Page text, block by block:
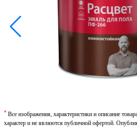
* Все изображения, характеристики и описание
характер и не являются публичной офертой.